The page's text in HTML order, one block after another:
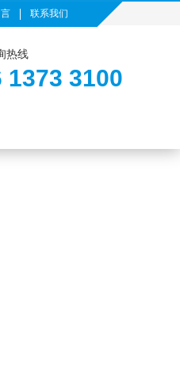
联系我们
热线
1373 3100